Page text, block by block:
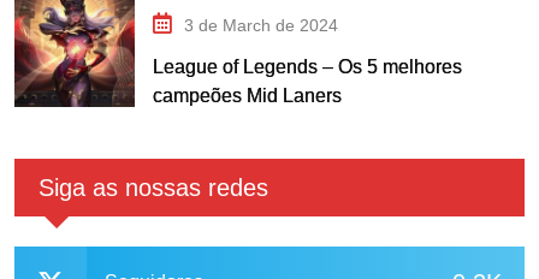
3 de March de 2024
League of Legends – Os 5 melhores
campeões Mid Laners
Siga as nossas redes